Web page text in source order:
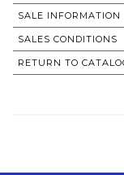
SALE INFORMATION
SALES CONDITIONS
RETURN TO